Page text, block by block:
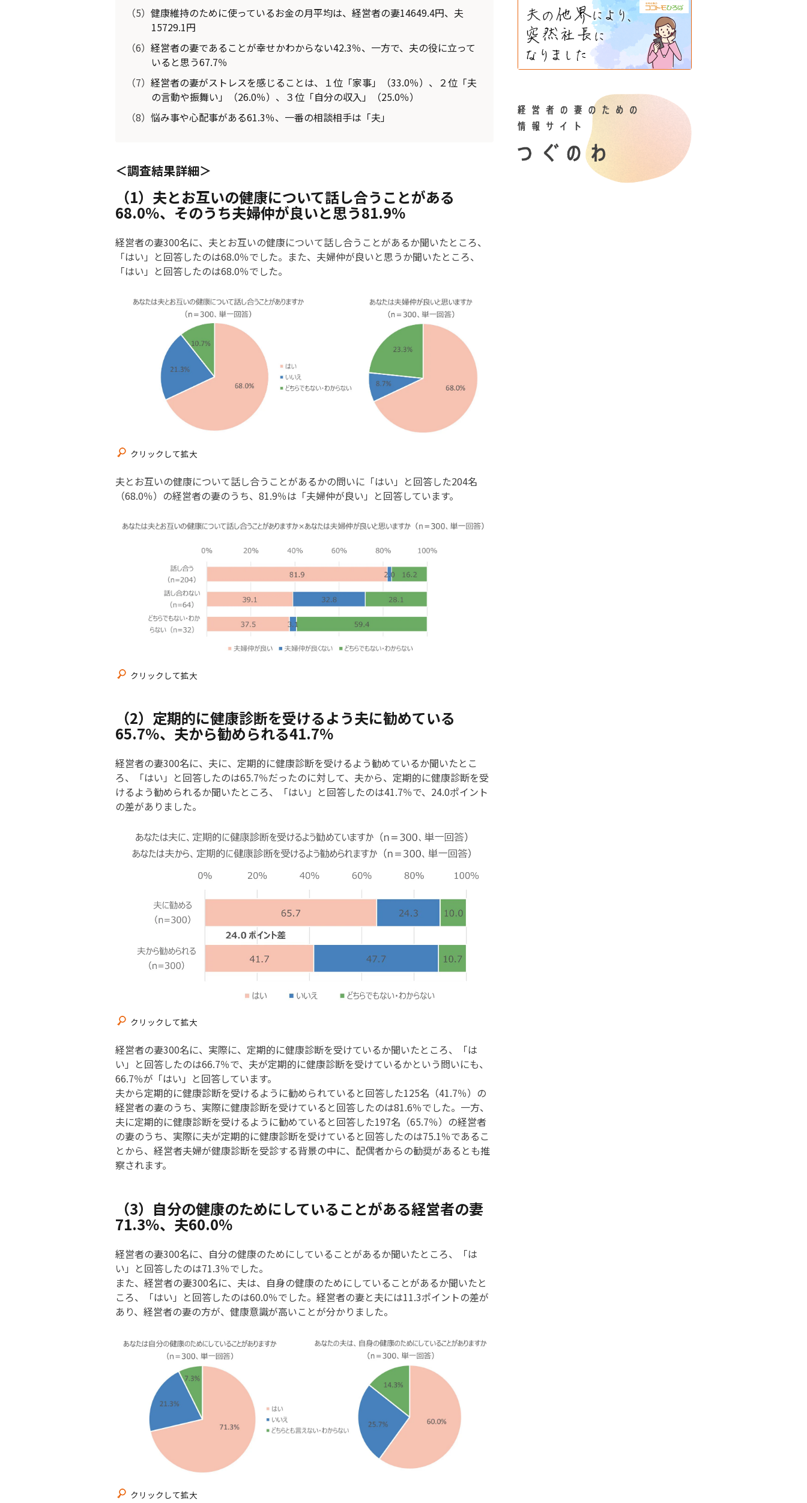
（5）健康維持のために使っているお金の月平均は、経営者の妻14649.4円、夫
15729.1円
（6）経営者の妻であることが幸せかわからない42.3％、一方で、夫の役に立って
いると思う67.7％
（7）経営者の妻がストレスを感じることは、１位「家事」（33.0％）、２位「夫
の言動や振舞い」（26.0％）、３位「自分の収入」（25.0％）
（8）悩み事や心配事がある61.3％、一番の相談相手は「夫」
調査結果詳細
（1）夫とお互いの健康について話し合うことがある
68.0％、そのうち夫婦仲が良いと思う81.9％
経営者の妻300名に、夫とお互いの健康について話し合うことがあるか聞いたところ、
「はい」と回答したのは68.0％でした。また、夫婦仲が良いと思うか聞いたところ、
「はい」と回答したのは68.0％でした。
クリックして拡大
夫とお互いの健康について話し合うことがあるかの問いに「はい」と回答した204名
（68.0％）の経営者の妻のうち、81.9％は「夫婦仲が良い」と回答しています。
クリックして拡大
（2）定期的に健康診断を受けるよう夫に勧めている
65.7％、夫から勧められる41.7％
経営者の妻300名に、夫に、定期的に健康診断を受けるよう勧めているか聞いたとこ
ろ、「はい」と回答したのは65.7％だったのに対して、夫から、定期的に健康診断を受
けるよう勧められるか聞いたところ、「はい」と回答したのは41.7％で、24.0ポイント
の差がありました。
クリックして拡大
経営者の妻300名に、実際に、定期的に健康診断を受けているか聞いたところ、「は
い」と回答したのは66.7％で、夫が定期的に健康診断を受けているかという問いにも、
66.7％が「はい」と回答しています。
夫から定期的に健康診断を受けるように勧められていると回答した125名（41.7％）の
経営者の妻のうち、実際に健康診断を受けていると回答したのは81.6％でした。一方、
夫に定期的に健康診断を受けるように勧めていると回答した197名（65.7％）の経営者
の妻のうち、実際に夫が定期的に健康診断を受けていると回答したのは75.1％であるこ
とから、経営者夫婦が健康診断を受診する背景の中に、配偶者からの勧奨があるとも推
察されます。
（3）自分の健康のためにしていることがある経営者の妻
71.3％、夫60.0％
経営者の妻300名に、自分の健康のためにしていることがあるか聞いたところ、「は
い」と回答したのは71.3％でした。
また、経営者の妻300名に、夫は、自身の健康のためにしていることがあるか聞いたと
ころ、「はい」と回答したのは60.0％でした。経営者の妻と夫には11.3ポイントの差が
あり、経営者の妻の方が、健康意識が高いことが分かりました。
クリックして拡大